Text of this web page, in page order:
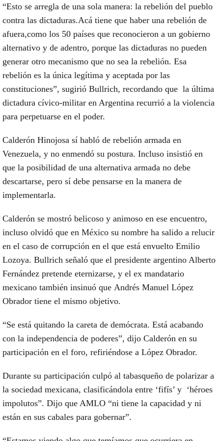
“Esto se arregla de una sola manera: la rebelión del pueblo
contra las dictaduras.Acá tiene que haber una rebelión de
afuera,como los 50 países que reconocieron a un gobierno
alternativo y de adentro, porque las dictaduras no pueden
generar otro mecanismo que no sea la rebelión. Esa
rebelión es la única legítima y aceptada por las
constituciones”, sugirió Bullrich, recordando que la última
dictadura cívico-militar en Argentina recurrió a la violencia
para perpetuarse en el poder.
Calderón Hinojosa sí habló de rebelión armada en
Venezuela, y no enmendó su postura. Incluso insistió en
que la posibilidad de una alternativa armada no debe
descartarse, pero sí debe pensarse en la manera de
implementarla.
Calderón se mostró belicoso y animoso en ese encuentro,
incluso olvidó que en México su nombre ha salido a relucir
en el caso de corrupción en el que está envuelto Emilio
Lozoya. Bullrich señaló que el presidente argentino Alberto
Fernández pretende eternizarse, y el ex mandatario
mexicano también insinuó que Andrés Manuel López
Obrador tiene el mismo objetivo.
“Se está quitando la careta de demócrata. Está acabando
con la independencia de poderes”, dijo Calderón en su
participación en el foro, refiriéndose a López Obrador.
Durante su participación culpó al tabasqueño de polarizar a
la sociedad mexicana, clasificándola entre ‘fifís’ y ‘héroes
impolutos”. Dijo que AMLO “ni tiene la capacidad y ni
están en sus cabales para gobernar”.